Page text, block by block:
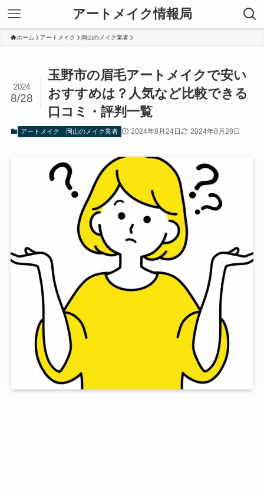
アートメイク情報局
ホーム アートメイク 岡山のメイク業者
玉野市の眉毛アートメイクで安い
おすすめは？人気など比較できる
口コミ・評判一覧
2024
8/28
アートメイク 岡山のメイク業者 2024年8月24日 2024年8月28日